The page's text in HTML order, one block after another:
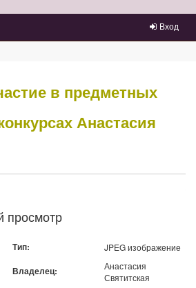
Вход
в предметных
Анастасия
просмотр
Тип: JPEG изображение
Владелец:
Анастасия
Святитская